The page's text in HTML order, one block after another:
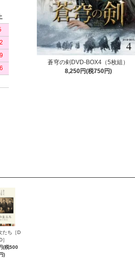
蒼穹の剣DVD-BOX4（5枚組）
8,250円(税750円)
たち［D
］
(税500
円)